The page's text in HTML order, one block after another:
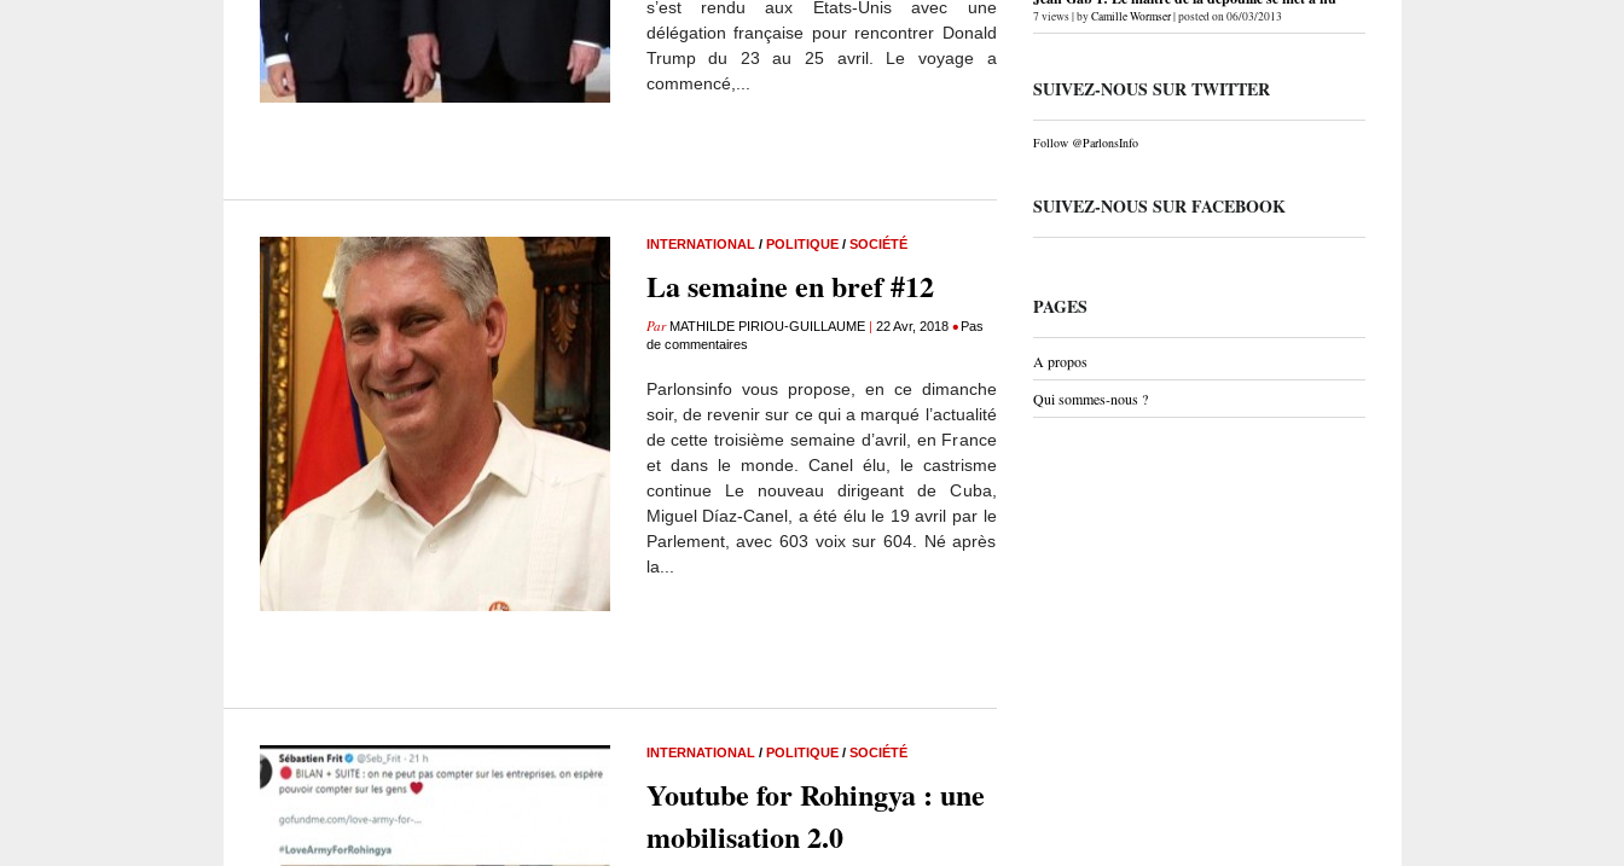
s’est rendu aux Etats-Unis avec une
délégation française pour rencontrer Donald
Trump du 23 au 25 avril. Le voyage a
commencé,...
INTERNATIONAL / POLITIQUE/ SOCIÉTÉ
La semaine en bref #12
ParMATHILDE PIRIOU-GUILLAUME| 22 Avr, 2018 •Pas
de commentaires
Parlonsinfo vous propose, en ce dimanche
soir, de revenir sur ce qui a marqué l’actualité
de cette troisième semaine d’avril, en France
et dans le monde. Canel élu, le castrisme
continue Le nouveau dirigeant de Cuba,
Miguel Díaz-Canel, a été élu le 19 avril par le
Parlement, avec 603 voix sur 604. Né après
la...
INTERNATIONAL / POLITIQUE/ SOCIÉTÉ
Youtube for Rohingya : une
mobilisation 2.0
7 views|byCamille Wormser|posted on 06/03/2013
SUIVEZ-NOUS SUR TWITTER
Follow @ParlonsInfo
SUIVEZ-NOUS SUR FACEBOOK
PAGES
A propos
Qui sommes-nous ?